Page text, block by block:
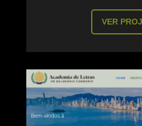
VER